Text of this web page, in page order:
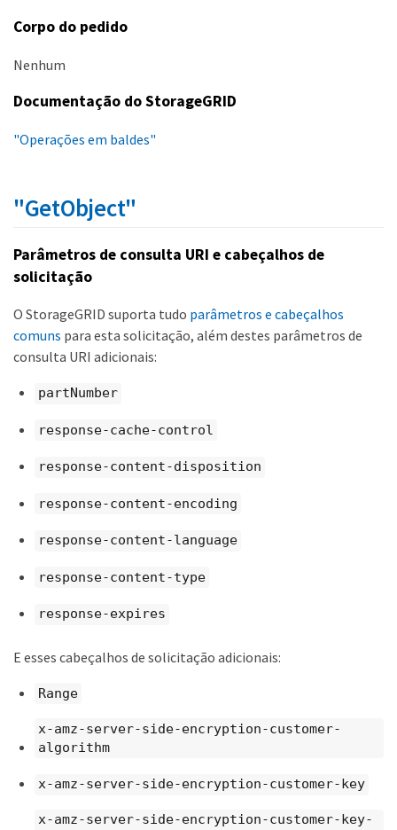
Corpo do pedido
Nenhum
Documentação do StorageGRID
"Operações em baldes"
"GetObject"
Parâmetros de consulta URI e cabeçalhos de
solicitação
O StorageGRID suporta tudo parâmetros e cabeçalhos
comuns para esta solicitação, além destes parâmetros de
consulta URI adicionais:
partNumber
response-cache-control
response-content-disposition
response-content-encoding
response-content-language
response-content-type
response-expires
E esses cabeçalhos de solicitação adicionais:
Range
x-amz-server-side-encryption-customer-
algorithm
x-amz-server-side-encryption-customer-key
x-amz-server-side-encryption-customer-key-